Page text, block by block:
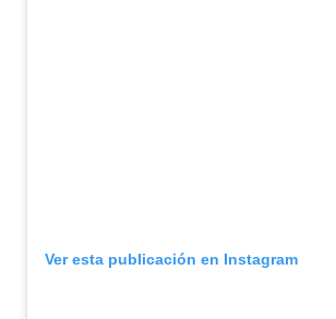
Ver esta publicación en Instagram